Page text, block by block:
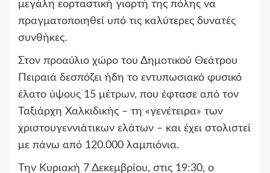
μεγάλη εορταστική γιορτή της πόλης να
πραγματοποιηθεί υπό τις καλύτερες δυνατές
συνθήκες.
Στον προαύλιο χώρο του Δημοτικού Θεάτρου
Πειραιά δεσπόζει ήδη το εντυπωσιακό φυσικό
έλατο ύψους 15 μέτρων, που έφτασε από τον
Ταξιάρχη Χαλκιδικής – τη «γενέτειρα» των
χριστουγεννιάτικων ελάτων – και έχει στολιστεί
με πάνω από 120.000 λαμπιόνια.
Την Κυριακή 7 Δεκεμβρίου, στις 19:30, ο